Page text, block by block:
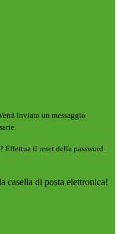
inviato un messaggio
Effettua il reset della password
casella di posta elettronica!